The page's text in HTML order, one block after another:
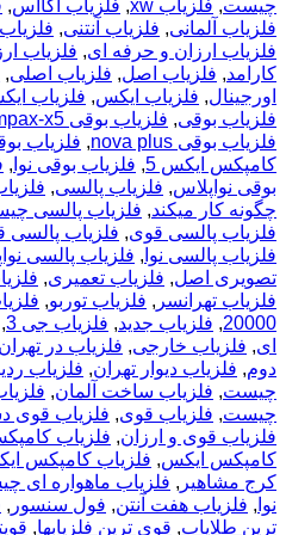
چیست, فلزیاب xw , فلزیاب آکااس,
فلزیاب آلمانی, فلزیاب آنتنی,
فلزیاب ارزان و حرفه ای, فلزیاب
کارامد, فلزیاب اصل, فلزیاب اصلی,
اورجینال, فلزیاب ایکس, فلزیاب
فلزیاب بوقی, فلزیاب بوقی compax-x5
فلزیاب بوقی nova plus
, فلزیاب
کامپکس ایکس 5
, فلزیاب بوقی نوا ,
بوقی نواپلاس, فلزیاب پالسی,
چگونه کار میکند, فلزیاب پالسی
فلزیاب پالسی قوی, فلزیاب پالسی
فلزیاب پالسی نوا , فلزیاب پالسی
تصویری اصل, فلزیاب تعمیری,
فلزیاب تهرانسر , فلزیاب توربو, فلزیاب
20000
, فلزیاب جدید, فلزیاب جی 3 ,
ای, فلزیاب خارجی, فلزیاب در تهران
دوم, فلزیاب دیوار تهران, فلزیاب
چیست, فلزیاب ساخت آلمان,
چیست, فلزیاب قوی, فلزیاب قوی
فلزیاب قوی و ارزان, فلزیاب
کامپکس ایکس, فلزیاب کامپکس
کرج مشاهیر , فلزیاب ماهواره ای
نوا , فلزیاب هفت آنتن, فول سنسور ,
ترین طلایاب, قوی ترین فلزیابها,